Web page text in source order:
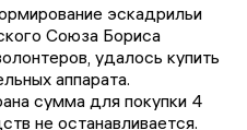
эскадрильи
Союза Бориса
удалось купить
аппарата.
сумма для покупки 4
не останавливается.